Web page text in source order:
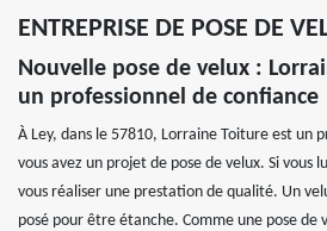
ENTREPRISE DE POSE DE
Nouvelle pose de velux :
un professionnel de confiance
À Ley, dans le 57810, Lorraine Toiture est un
vous avez un projet de pose de velux. Si vous
vous réaliser une prestation de qualité. Un
posé pour être étanche. Comme une pose